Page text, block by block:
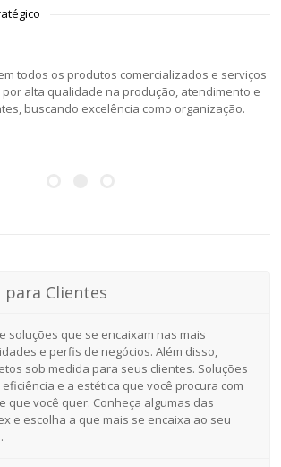
todos os produtos comercializados e serviços
alta qualidade na produção, atendimento e
buscando excelência como organização.
para Clientes
soluções que se encaixam nas mais
e perfis de negócios. Além disso,
sob medida para seus clientes. Soluções
e a estética que você procura com
que você quer. Conheça algumas das
e escolha a que mais se encaixa ao seu